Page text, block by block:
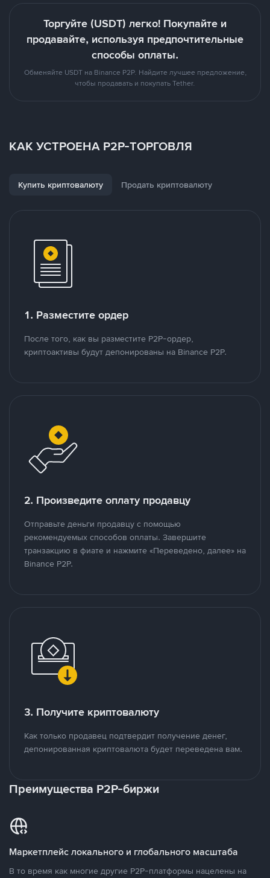
Торгуйте (USDT) легко! Покупайте и
продавайте, используя предпочтительные
способы оплаты.
Обменяйте USDT на Binance P2P. Найдите лучшее предложение,
чтобы продавать и покупать Tether.
КАК УСТРОЕНА P2P-ТОРГОВЛЯ
Купить криптовалюту Продать криптовалюту
1. Разместите ордер
После того, как вы разместите P2P-ордер,
криптоактивы будут депонированы на Binance P2P.
2. Произведите оплату продавцу
Отправьте деньги продавцу с помощью
рекомендуемых способов оплаты. Завершите
транзакцию в фиате и нажмите «Переведено, далее» на
Binance P2P.
3. Получите криптовалюту
Как только продавец подтвердит получение денег,
депонированная криптовалюта будет переведена вам.
Преимущества P2P-биржи
Маркетплейс локального и глобального масштаба
В то время как многие другие P2P-платформы нацелены на